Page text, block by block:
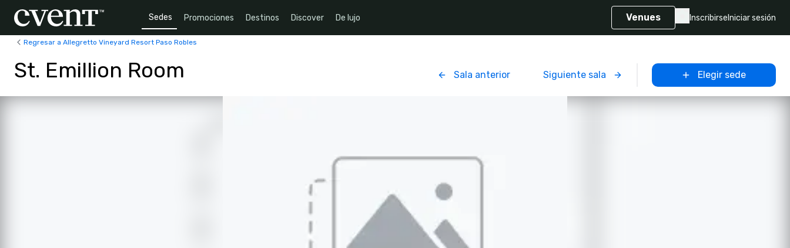
Sedes Promociones Destinos Discover De lujo Venues Inscribirse Iniciar sesión
Regresar a Allegretto Vineyard Resort Paso Robles
St. Emillion Room Sala anterior Siguiente sala Elegir sede